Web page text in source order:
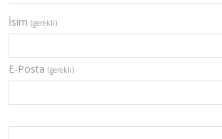
İsim (gerekli)
E-Posta (gerekli)